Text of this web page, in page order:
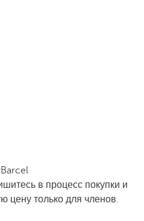
в процесс покупки и
цену только для членов.